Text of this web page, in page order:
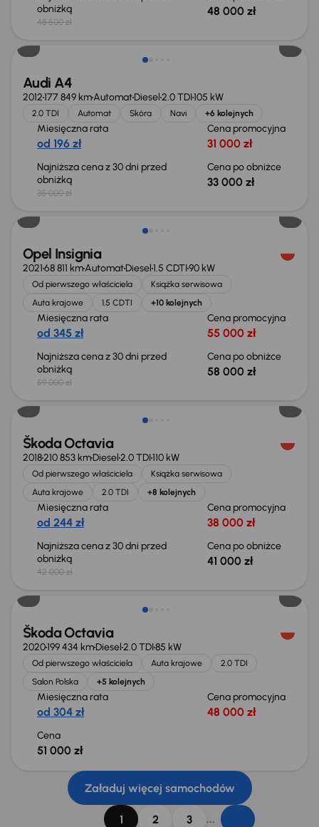
obniżką
48 500 zł
48 000 zł
Taniej o 2 000 zł
Audi A4
2012177 849 kmAutomatDiesel2.0 TDI105 kW
2.0 TDI Automat Skóra Navi +6 kolejnych
Miesięczna rata
od 196 zł
Cena promocyjna
31 000 zł
Najniższa cena z 30 dni przed
obniżką
35 000 zł
Cena po obniżce
33 000 zł
Taniej o 1 000 zł
Opel Insignia
202168 811 kmAutomatDiesel1.5 CDTI90 kW
Od pierwszego właściciela
Książka serwisowa
Auta krajowe
1.5 CDTI +10 kolejnych
Miesięczna rata
od 345 zł
Cena promocyjna
55 000 zł
Najniższa cena z 30 dni przed
obniżką
59 000 zł
Cena po obniżce
58 000 zł
Taniej o 1 000 zł
Škoda Octavia
2018210 853 kmDiesel2.0 TDI110 kW
Od pierwszego właściciela
Książka serwisowa
Auta krajowe
2.0 TDI +8 kolejnych
Miesięczna rata
od 244 zł
Cena promocyjna
38 000 zł
Najniższa cena z 30 dni przed
obniżką
42 000 zł
Cena po obniżce
41 000 zł
Możliwość odliczenia VAT
Škoda Octavia
2020199 434 kmDiesel2.0 TDI85 kW
Od pierwszego właściciela Auta krajowe
2.0 TDI
Salon Polska
+5 kolejnych
Miesięczna rata
od 304 zł
Cena promocyjna
48 000 zł
Cena
51 000 zł
Załaduj więcej samochodów
1 2 3 ...